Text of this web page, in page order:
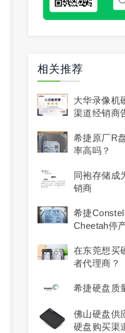
相关推荐
大华录像机
渠道经销商
希捷原厂R
率高吗？
同袍存储成
销商
希捷
Cheetah停
在东莞想买
者代理商？
希捷硬盘质
佛山硬盘供
硬盘购买渠